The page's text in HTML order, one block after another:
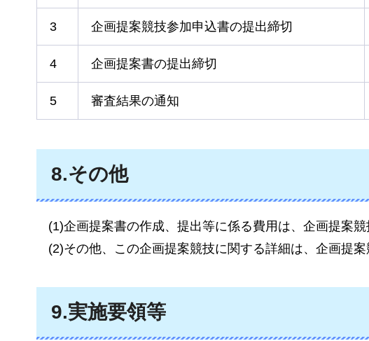
3 企画提案競技参加申込書の提出締切
4 企画提案書の提出締切
5 審査結果の通知
8.その他
(1)企画提案書の作成、提出等に係る費用は、企画提案競
(2)その他、この企画提案競技に関する詳細は、企画提案
9.実施要領等